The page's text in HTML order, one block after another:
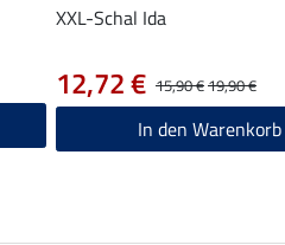
XXL-Schal Ida
15,90 €19,90 €
12,72 €
In den Warenkorb